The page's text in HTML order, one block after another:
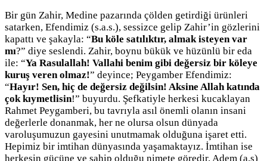
Bir gün Zahir, Medine pazarında çölden getirdiği ürünleri
satarken, Efendimiz (s.a.s.), sessizce gelip Zahir’in gözlerini
kapattı ve şakayla: “Bu köle satılıktır, almak isteyen var
mı?” diye seslendi. Zahir, boynu bükük ve hüzünlü bir eda
ile: “Ya Rasulallah! Vallahi benim gibi değersiz bir köleye
kuruş veren olmaz!” deyince; Peygamber Efendimiz:
“Hayır! Sen, hiç de değersiz değilsin! Aksine Allah katında
çok kıymetlisin!” buyurdu. Şefkatiyle herkesi kucaklayan
Rahmet Peygamberi, bu tavrıyla asıl önemli olanın insani
değerlerle donanmak, her ne olursa olsun dünyada
varoluşumuzun gayesini unutmamak olduğuna işaret etti.
Hepimiz bir imtihan dünyasında yaşamaktayız. İmtihan ise
herkesin gücüne ve sahip olduğu nimete göredir. Adem (a.s)